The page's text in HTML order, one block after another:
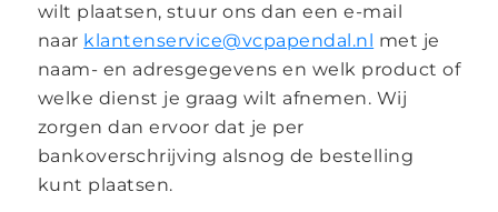
wilt plaatsen, stuur ons dan een e-mail
naar klantenservice@vcpapendal.nl met je
naam- en adresgegevens en welk product of
welke dienst je graag wilt afnemen. Wij
zorgen dan ervoor dat je per
bankoverschrijving alsnog de bestelling
kunt plaatsen.